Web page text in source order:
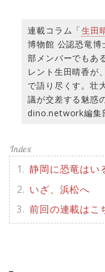
連載コラム「生田
博物館 公認恐竜博
部メンバーでもあ
レント生田晴香が
で語り尽くす。壮
議が交差する魅惑
dino.network編集
静岡に恐竜はい
いざ、浜松へ
前回の連載はこ